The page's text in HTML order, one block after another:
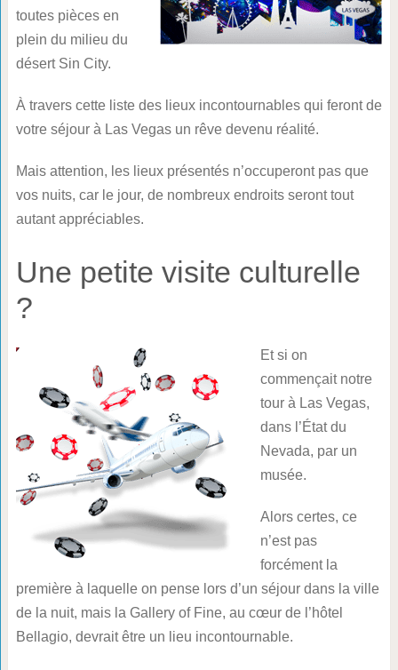
toutes pièces en
plein du milieu du
désert Sin City.
À travers cette liste des lieux incontournables qui feront de
votre séjour à Las Vegas un rêve devenu réalité.
Mais attention, les lieux présentés n’occuperont pas que
vos nuits, car le jour, de nombreux endroits seront tout
autant appréciables.
Une petite visite culturelle
?
Et si on
commençait notre
tour à Las Vegas,
dans l’État du
Nevada, par un
musée.
Alors certes, ce
n’est pas
forcément la
première à laquelle on pense lors d’un séjour dans la ville
de la nuit, mais la Gallery of Fine, au cœur de l’hôtel
Bellagio, devrait être un lieu incontournable.